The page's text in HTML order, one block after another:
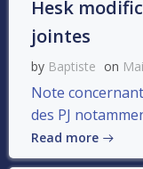
Hesk
jointes
by Baptiste on
Note
des PJ
Read more